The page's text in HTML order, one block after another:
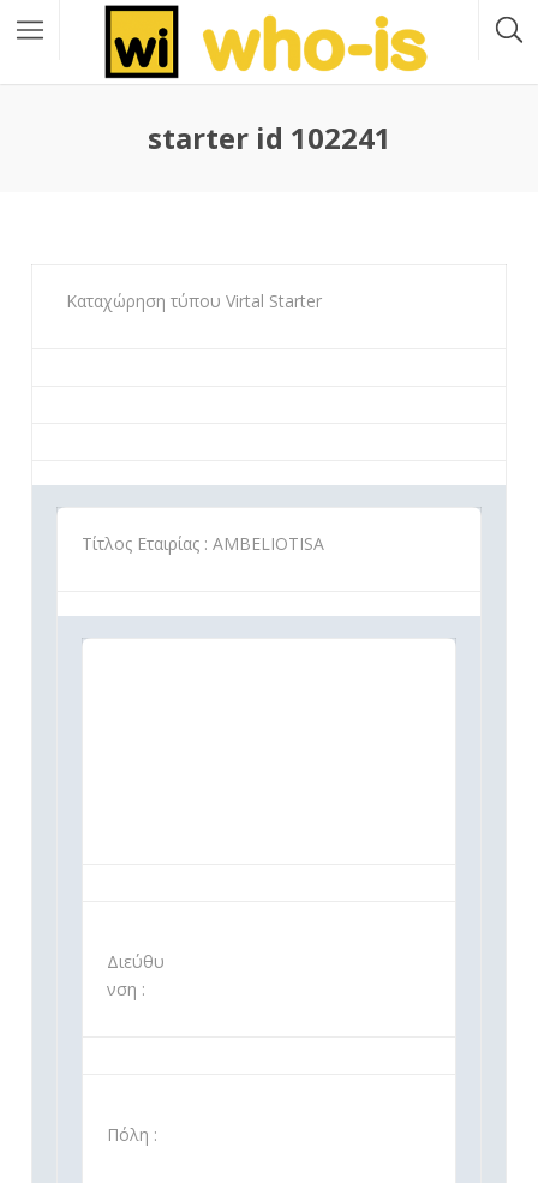
starter id 102241
Καταχώρηση τύπου Virtal Starter
Τίτλος Εταιρίας : AMBELIOTISA
Διεύθυ
νση :
Πόλη :